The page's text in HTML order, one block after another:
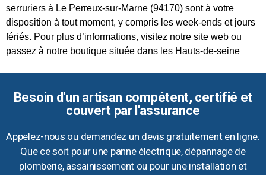
serruriers à Le Perreux-sur-Marne (94170) sont à votre
disposition à tout moment, y compris les week-ends et jours
fériés. Pour plus d’informations, visitez notre site web ou
passez à notre boutique située dans les Hauts-de-seine
Besoin d'un artisan compétent, certifié et
couvert par l'assurance
Appelez-nous ou demandez un devis gratuitement en ligne.
Que ce soit pour une panne électrique, dépannage de
plomberie, assainissement ou pour une installation et